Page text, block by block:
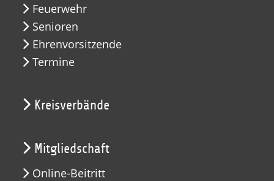
Feuerwehr
Senioren
Ehrenvorsitzende
Termine
Kreisverbände
Mitgliedschaft
Online-Beitritt